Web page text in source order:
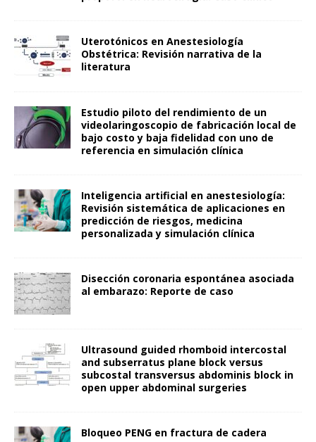
Uterotónicos en Anestesiología
Obstétrica: Revisión narrativa de la
literatura
Estudio piloto del rendimiento de un
videolaringoscopio de fabricación local de
bajo costo y baja fidelidad con uno de
referencia en simulación clínica
Inteligencia artificial en anestesiología:
Revisión sistemática de aplicaciones en
predicción de riesgos, medicina
personalizada y simulación clínica
Disección coronaria espontánea asociada
al embarazo: Reporte de caso
Ultrasound guided rhomboid intercostal
and subserratus plane block versus
subcostal transversus abdominis block in
open upper abdominal surgeries
Bloqueo PENG en fractura de cadera